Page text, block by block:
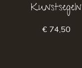
Kunstsegeln
€ 74,50